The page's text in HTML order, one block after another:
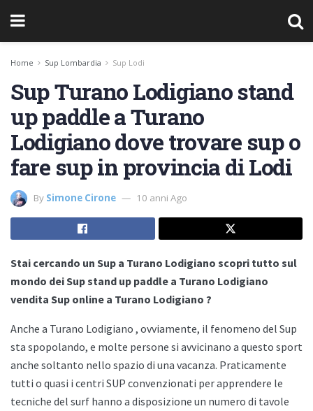
Home Sup Lombardia Sup Lodi
Sup Turano Lodigiano stand
up paddle a Turano
Lodigiano dove trovare sup o
fare sup in provincia di Lodi
By Simone Cirone 10 anni Ago
Stai cercando un Sup a Turano Lodigiano scopri tutto sul
mondo dei Sup stand up paddle a Turano Lodigiano
vendita Sup online a Turano Lodigiano ?
Anche a Turano Lodigiano , ovviamente, il fenomeno del Sup
sta spopolando, e molte persone si avvicinano a questo sport
anche soltanto nello spazio di una vacanza. Praticamente
tutti o quasi i centri SUP convenzionati per apprendere le
tecniche del surf hanno a disposizione un numero di tavole